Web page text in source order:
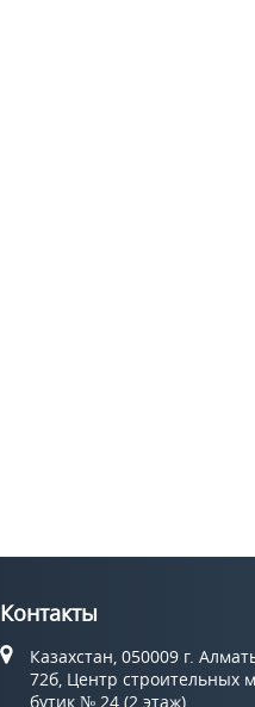
Контакты
Казахстан, 050009 г.
72б, Центр строительных
бутик № 24 (2 этаж).